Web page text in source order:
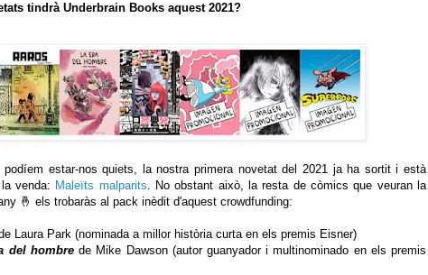
tindrà Underbrain Books aquest 2021?
podíem estar-nos quiets, la nostra primera novetat del 2021 ja ha sortit i està
venda: Maleïts malparits. No obstant això, la resta de còmics que veuran la
🤞 els trobaràs al pack inèdit d'aquest crowdfunding:
Laura Park (nominada a millor història curta en els premis Eisner)
del hombrede Mike Dawson (autor guanyador i multinominado en els premis